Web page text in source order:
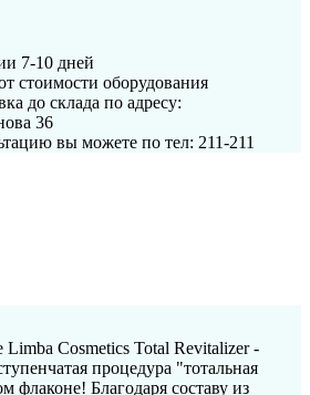
7-10 дней
стоимости оборудования
до склада по адресу:
36
вы можете по тел: 211-211
Limba Cosmetics Total Revitalizer -
процедура "тотальная
флаконе! Благодаря составу из